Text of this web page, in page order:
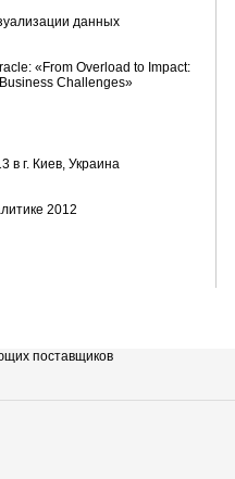
данных
«From Overload to Impact:
Challenges»
в г. Киев, Украина
2012